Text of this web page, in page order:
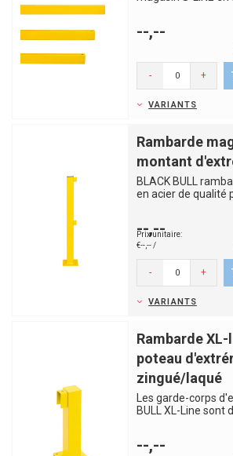
--,--
- +
VARIANTS
Rambarde
montant
BLACK BULL
en acier de qualité
--,--
Prix unitaire:
€--,-- /
- +
VARIANTS
Rambarde
poteau
zingué/laqué
Les garde-corps
BULL XL-Line sont
--,--